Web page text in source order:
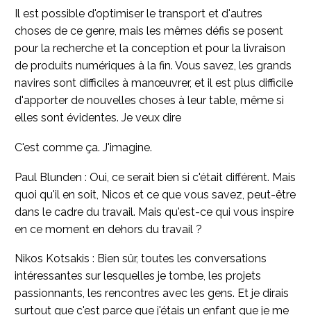
Il est possible d'optimiser le transport et d'autres
choses de ce genre, mais les mêmes défis se posent
pour la recherche et la conception et pour la livraison
de produits numériques à la fin. Vous savez, les grands
navires sont difficiles à manœuvrer, et il est plus difficile
d'apporter de nouvelles choses à leur table, même si
elles sont évidentes. Je veux dire
C'est comme ça. J'imagine.
Paul Blunden : Oui, ce serait bien si c'était différent. Mais
quoi qu'il en soit, Nicos et ce que vous savez, peut-être
dans le cadre du travail. Mais qu'est-ce qui vous inspire
en ce moment en dehors du travail ?
Nikos Kotsakis : Bien sûr, toutes les conversations
intéressantes sur lesquelles je tombe, les projets
passionnants, les rencontres avec les gens. Et je dirais
surtout que c'est parce que j'étais un enfant que je me